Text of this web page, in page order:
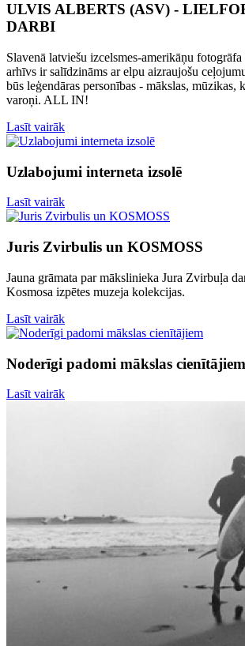
ULVIS ALBERTS (ASV) -
DARBI
Slavenā latviešu izcelsmes-amerikāņu
arhīvs ir salīdzināms ar elpu aizraujošu
būs leģendāras personības - mākslas, mūzikas,
varoņi. ALL IN!
Lasīt vairāk
Uzlabojumi interneta izsolē
Lasīt vairāk
Juris Zvirbulis un KOSMOSS
Jauna grāmata par mākslinieka Jura Zvirbuļa
Kosmosa izpētes muzeja kolekcijas.
Lasīt vairāk
Noderīgi padomi mākslas cienītājiem
Lasīt vairāk